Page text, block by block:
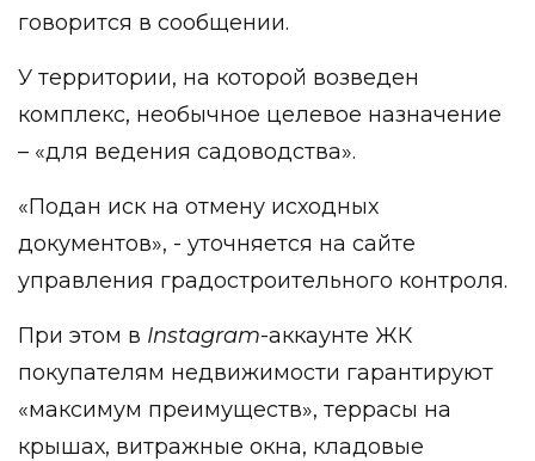
говорится в сообщении.
У территории, на которой возведен
комплекс, необычное целевое назначение
– «для ведения садоводства».
«Подан иск на отмену исходных
документов», - уточняется на сайте
управления градостроительного контроля.
При этом в Instagram-аккаунте ЖК
покупателям недвижимости гарантируют
«максимум преимуществ», террасы на
крышах, витражные окна, кладовые